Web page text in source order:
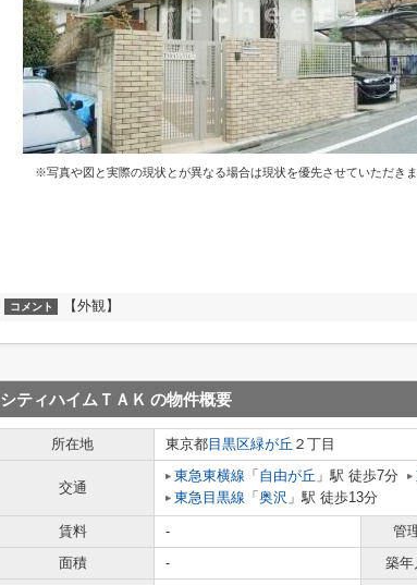
※写真や図と実際の現状とが異なる場合は現状を優先させていただき
コメント 【外観】
シティハイムＴＡＫ の物件概要
所在地 東京都目黒区緑が丘 ２丁目
交通
東急東横線 「 自由が丘 」駅 徒歩7分
東急目黒線 「 奥沢 」駅 徒歩13分
賃料 - 管
面積
- 築年